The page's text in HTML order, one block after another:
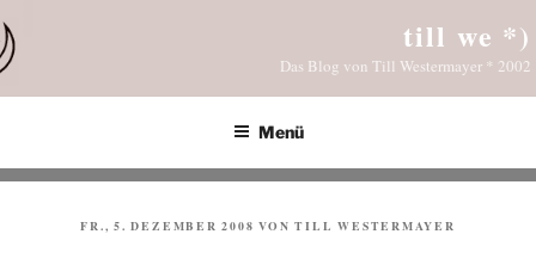
Inhalt
springen
till we *)
Das Blog von Till Westermayer * 2002
Menü
VERÖFFENTLICHT
FR., 5. DEZEMBER 2008 VONTILL WESTERMAYER